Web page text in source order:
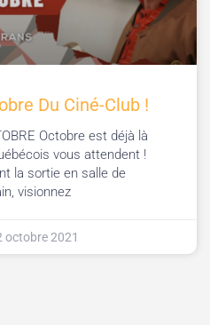
Du Ciné-Club !
Octobre est déjà là
vous attendent !
la sortie en salle de
visionnez
octobre 2021